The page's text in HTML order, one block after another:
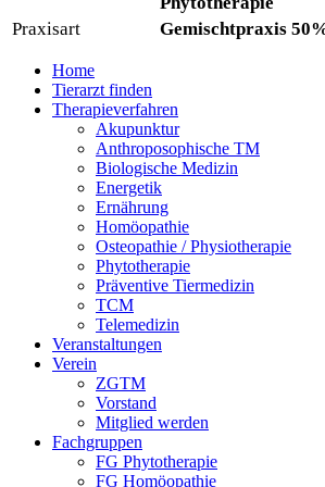
Praxisart
Gemischtpraxis
Home
Tierarzt finden
Therapieverfahren
Akupunktur
Anthroposophische TM
Biologische Medizin
Energetik
Ernährung
Homöopathie
Osteopathie / Physiotherapie
Phytotherapie
Präventive Tiermedizin
TCM
Telemedizin
Veranstaltungen
Verein
ZGTM
Vorstand
Mitglied werden
Fachgruppen
FG Phytotherapie
FG Homöopathie